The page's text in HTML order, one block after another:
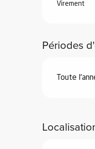
Virement
Périodes
Toute